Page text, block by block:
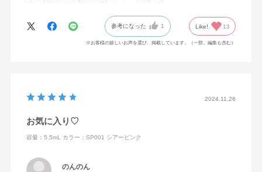
参考になった 1 Like! 13
※お客様の嬉しいお声を選び、掲載しています。（一部、編集も含む）
2024.11.26
お気に入り♡
容量：5.5mL カラー：SP001 シアーピンク
のんのん